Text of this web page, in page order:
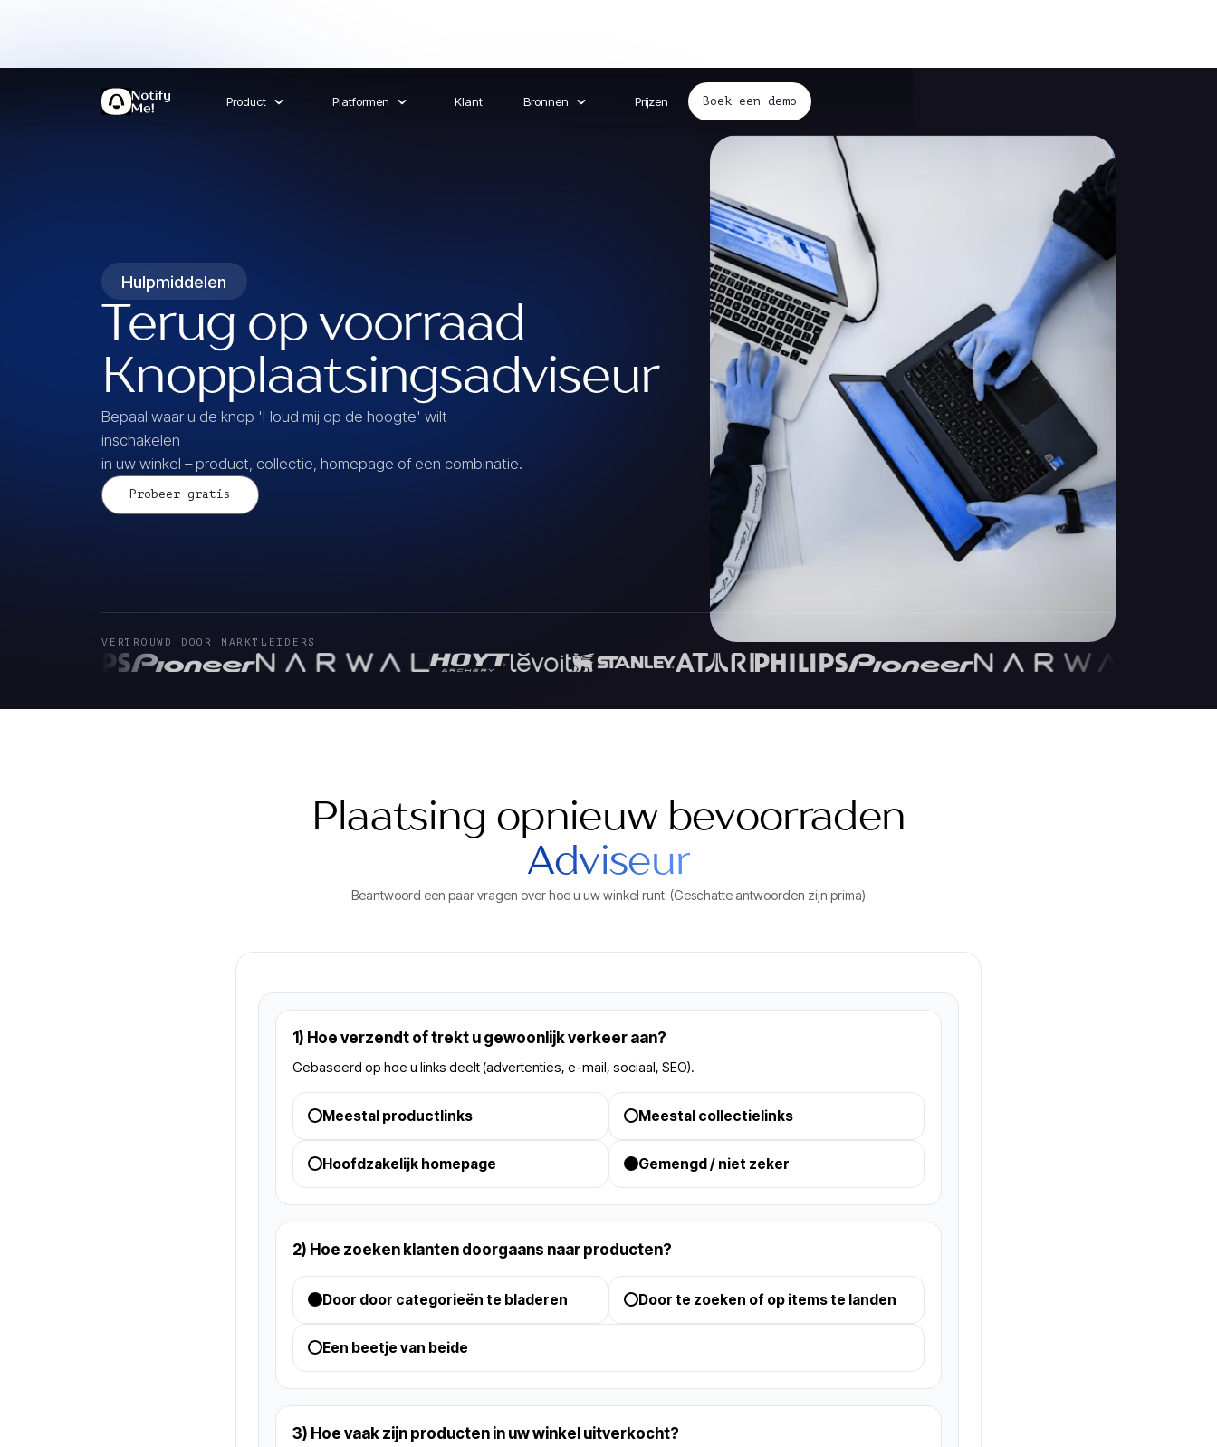
Product Platformen Klant Bronnen Prijzen Boek een demo
Hulpmiddelen
Terug op voorraad
Knopplaatsingsadviseur
Bepaal waar u de knop 'Houd mij op de hoogte' wilt
inschakelen
in uw winkel – product, collectie, homepage of een combinatie.
Probeer gratis
VERTROUWD DOOR MARKTLEIDERS
Plaatsing opnieuw bevoorraden
Adviseur
Beantwoord een paar vragen over hoe u uw winkel runt. (Geschatte antwoorden zijn prima)
1) Hoe verzendt of trekt u gewoonlijk verkeer aan?
Gebaseerd op hoe u links deelt (advertenties, e-mail, sociaal, SEO).
Meestal productlinks Meestal collectielinks
Hoofdzakelijk homepage Gemengd / niet zeker
2) Hoe zoeken klanten doorgaans naar producten?
Door door categorieën te bladeren Door te zoeken of op items te landen
Een beetje van beide
3) Hoe vaak zijn producten in uw winkel uitverkocht?